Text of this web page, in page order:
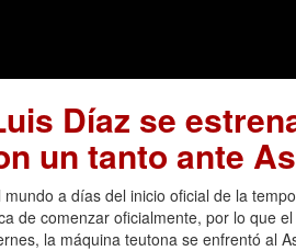
Díaz se
un tanto ante
a días del inicio oficial de la
de comenzar oficialmente, por lo que
la máquina teutona se enfrentó al